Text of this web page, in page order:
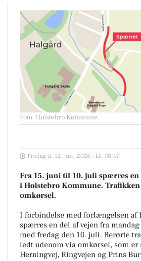
Foto: Holstebro Kommune.
Fredag d. 12. jun. 2026 - kl. 08:17
Fra 15. juni til 10. juli spærres en
i Holstebro Kommune. Trafikken
omkørsel.
I forbindelse med forlængelsen af
spærres en del af vejen fra
med fredag den 10. juli. Berørte
ledt udenom via omkørsel, som er
Herningvej, Ringvejen og Prins